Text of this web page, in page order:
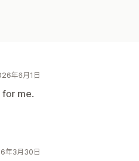
年6月1日
me.
年3月30日